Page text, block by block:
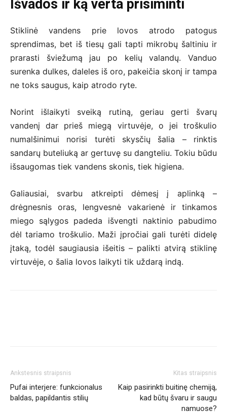
Išvados ir ką verta prisiminti
Stiklinė vandens prie lovos atrodo patogus
sprendimas, bet iš tiesų gali tapti mikrobų šaltiniu ir
prarasti šviežumą jau po kelių valandų. Vanduo
surenka dulkes, daleles iš oro, pakeičia skonį ir tampa
ne toks saugus, kaip atrodo ryte.
Norint išlaikyti sveiką rutiną, geriau gerti švarų
vandenį dar prieš miegą virtuvėje, o jei troškulio
numalšinimui norisi turėti skysčių šalia – rinktis
sandarų buteliuką ar gertuvę su dangteliu. Tokiu būdu
išsaugomas tiek vandens skonis, tiek higiena.
Galiausiai, svarbu atkreipti dėmesį į aplinką –
drėgnesnis oras, lengvesnė vakarienė ir tinkamos
miego sąlygos padeda išvengti naktinio pabudimo
dėl tariamo troškulio. Maži įpročiai gali turėti didelę
įtaką, todėl saugiausia išeitis – palikti atvirą stiklinę
virtuvėje, o šalia lovos laikyti tik uždarą indą.
Ankstesnis straipsnis
Pufai interjere: funkcionalus
baldas, papildantis stilių
Kitas straipsnis
Kaip pasirinkti buitinę chemiją,
kad būtų švaru ir saugu
namuose?